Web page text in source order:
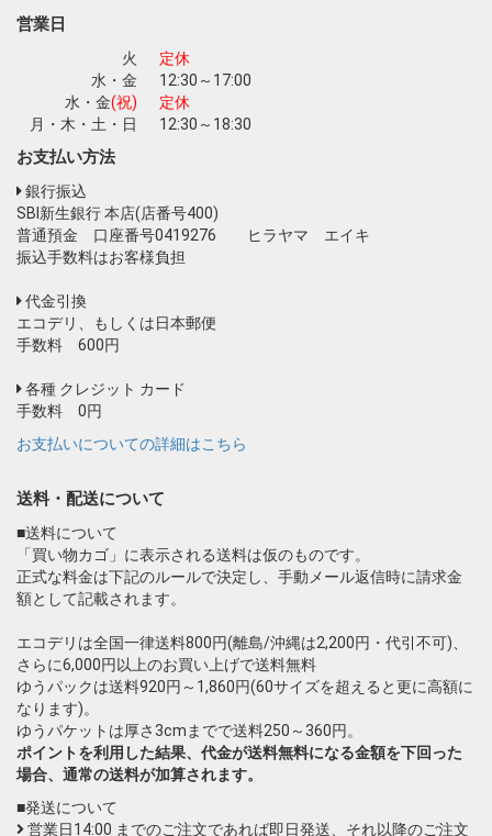
営業日
火
定休
水・金
12:30～17:00
水・金(祝)
定休
月・木・土・日
12:30～18:30
お支払い方法
銀行振込
SBI新生銀行 本店(店番号400)
普通預金 口座番号0419276 ヒラヤマ エイキ
振込手数料はお客様負担
代金引換
エコデリ、もしくは日本郵便
手数料 600円
各種 クレジット カード
手数料 0円
お支払いについての詳細はこちら
送料・配送について
■送料について
「買い物カゴ」に表示される送料は仮のものです。
正式な料金は下記のルールで決定し、手動メール返信時に請求金
額として記載されます。
エコデリは全国一律送料800円(離島/沖縄は2,200円・代引不可)、
さらに6,000円以上のお買い上げで送料無料
ゆうパックは送料920円～1,860円(60サイズを超えると更に高額に
なります)。
ゆうパケットは厚さ3cmまでで送料250～360円。
ポイントを利用した結果、代金が送料無料になる金額を下回った
場合、通常の送料が加算されます。
■発送について
営業日14:00 までのご注文であれば即日発送、それ以降のご注文